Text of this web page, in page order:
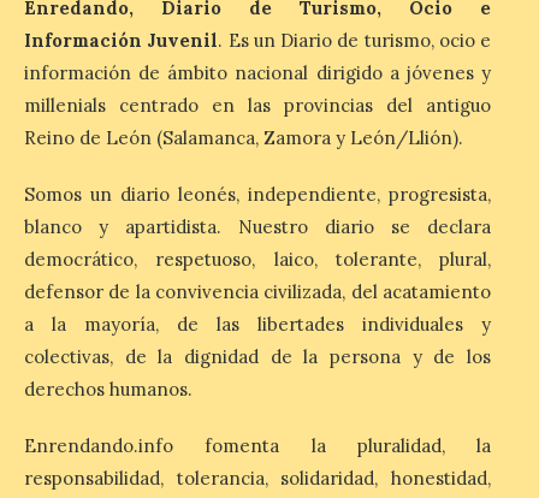
La Diputación de Zamora
Biblioteca de Cultura
Tradicional Zamorana
para preservar el
patrimonio etnográfico. La obra “Los
recupera los juegos populares […]
El Ayuntamiento de
Salamanca activa
‘Comercios con Alma’
6 Ago 2026
Una campaña para
promocionar el comercio
Enredando, Diario de Turismo, Ocio e
Información Juvenil. Es un Diario de turismo, ocio e
información de ámbito nacional dirigido a jóvenes y
millenials centrado en las provincias del antiguo
Reino de León (Salamanca, Zamora y León/Llión).
Somos un diario leonés, independiente, progresista,
blanco y apartidista. Nuestro diario se declara
democrático, respetuoso, laico, tolerante, plural,
defensor de la convivencia civilizada, del acatamiento
a la mayoría, de las libertades individuales y
colectivas, de la dignidad de la persona y de los
derechos humanos.
Enrendando.info fomenta la pluralidad, la
responsabilidad, tolerancia, solidaridad, honestidad,